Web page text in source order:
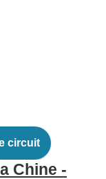
circuit
Chine -